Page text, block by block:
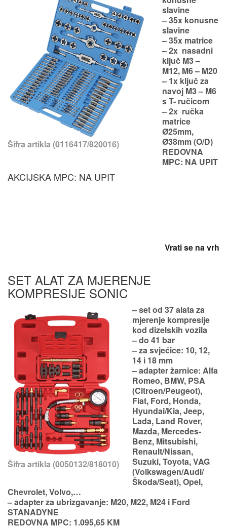
Šifra artikla (0116417/820016)
slavine
– 35x konusne
slavine
– 35x matrice
– 2x nasadni
ključ M3 –
M12, M6 – M20
– 1x ključ za
navoj M3 – M6
s T- ručicom
– 2x ručka
matrice
Ø25mm,
Ø38mm (O/D)
REDOVNA
MPC: NA UPIT
AKCIJSKA MPC: NA UPIT
Vrati se na vrh
SET ALAT ZA MJERENJE
KOMPRESIJE SONIC
Šifra artikla (0050132/818010)
– set od 37 alata za
mjerenje kompresije
kod dizelskih vozila
– do 41 bar
– za svjećice: 10, 12,
14 i 18 mm
– adapter žarnice: Alfa
Romeo, BMW, PSA
(Citroen/Peugeot),
Fiat, Ford, Honda,
Hyundai/Kia, Jeep,
Lada, Land Rover,
Mazda, Mercedes-
Benz, Mitsubishi,
Renault/Nissan,
Suzuki, Toyota, VAG
(Volkswagen/Audi/
Škoda/Seat), Opel,
Chevrolet, Volvo,…
– adapter za ubrizgavanje: M20, M22, M24 i Ford
STANADYNE
REDOVNA MPC: 1.095,65 KM